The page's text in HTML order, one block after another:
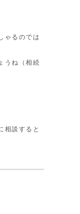
ゃるのでは
うね（相続
相談すると